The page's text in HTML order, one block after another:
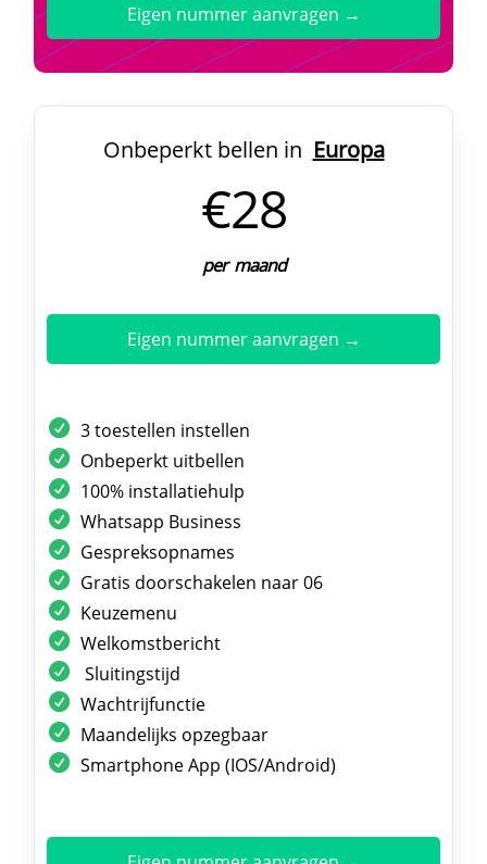
Eigen nummer aanvragen →
Onbeperkt bellen in Europa
€28
per maand
Eigen nummer aanvragen →
3 toestellen instellen
Onbeperkt uitbellen
100% installatiehulp
Whatsapp Business
Gespreksopnames
Gratis doorschakelen naar 06
Keuzemenu
Welkomstbericht
Sluitingstijd
Wachtrijfunctie
Maandelijks opzegbaar
Smartphone App (IOS/Android)